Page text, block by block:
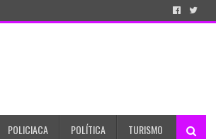
POLICIACA POLÍTICA TURISMO